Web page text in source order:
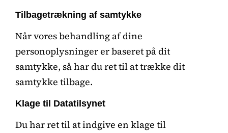
Tilbagetrækning af samtykke
Når vores behandling af dine
personoplysninger er baseret på dit
samtykke, så har du ret til at trække dit
samtykke tilbage.
Klage til Datatilsynet
Du har ret til at indgive en klage til